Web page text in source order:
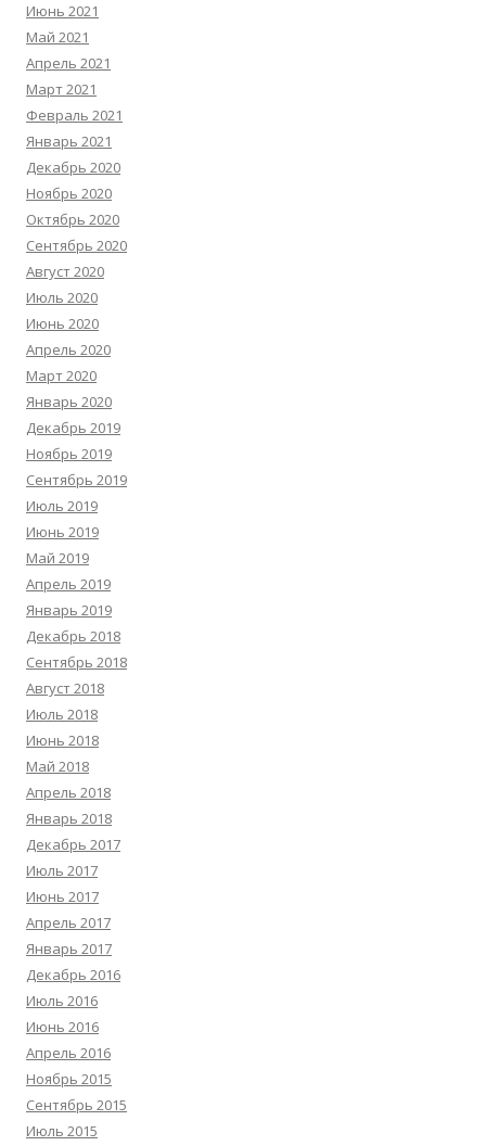
Июнь 2021
Май 2021
Апрель 2021
Март 2021
Февраль 2021
Январь 2021
Декабрь 2020
Ноябрь 2020
Октябрь 2020
Сентябрь 2020
Август 2020
Июль 2020
Июнь 2020
Апрель 2020
Март 2020
Январь 2020
Декабрь 2019
Ноябрь 2019
Сентябрь 2019
Июль 2019
Июнь 2019
Май 2019
Апрель 2019
Январь 2019
Декабрь 2018
Сентябрь 2018
Август 2018
Июль 2018
Июнь 2018
Май 2018
Апрель 2018
Январь 2018
Декабрь 2017
Июль 2017
Июнь 2017
Апрель 2017
Январь 2017
Декабрь 2016
Июль 2016
Июнь 2016
Апрель 2016
Ноябрь 2015
Сентябрь 2015
Июль 2015